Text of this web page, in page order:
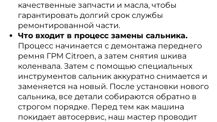
качественные запчасти и масла, чтобы
гарантировать долгий срок службы
ремонтированной части.
Что входит в процесс замены сальника.
Процесс начинается с демонтажа переднего
ремня ГРМ Citroen, а затем снятия шкива
коленвала. Затем с помощью специальных
инструментов сальник аккуратно снимается и
заменяется на новый. После установки нового
сальника, все детали собираются обратно в
строгом порядке. Перед тем как машина
покидает автосервис, наш мастер проводит